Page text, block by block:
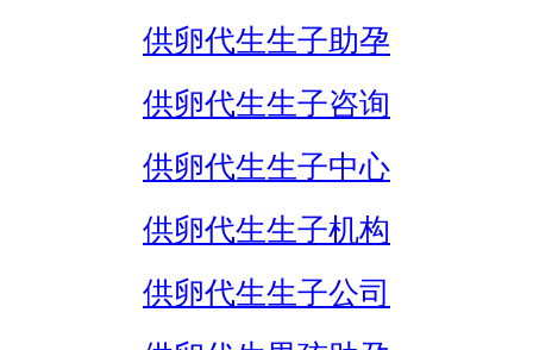
供卵代生生子助孕
供卵代生生子咨询
供卵代生生子中心
供卵代生生子机构
供卵代生生子公司